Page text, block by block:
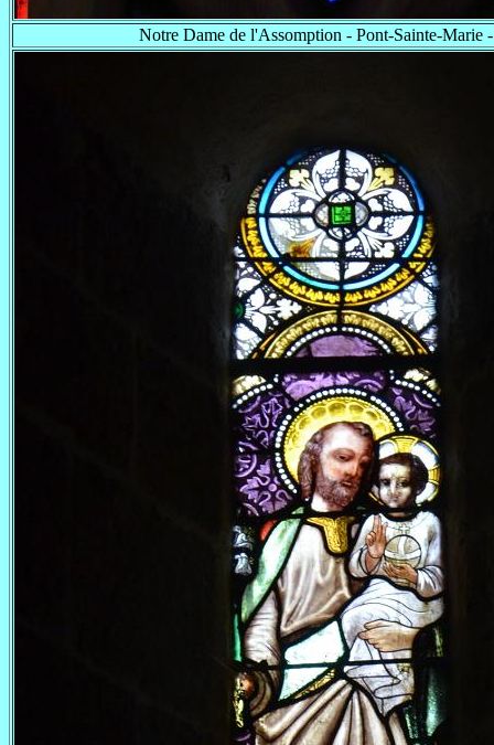
Notre Dame de l'Assomption - Pont-Sainte-Marie